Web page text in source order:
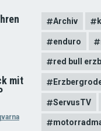
mit
Archiv
enduro
red bull
ServusTV